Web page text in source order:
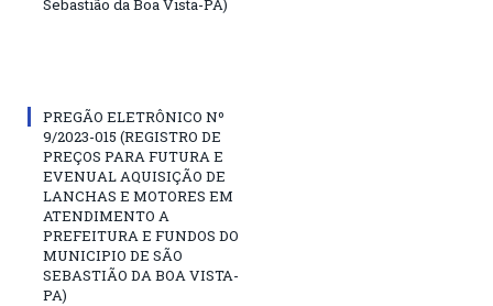
Sebastião da Boa Vista-PA)
PREGÃO ELETRÔNICO Nº
9/2023-015 (REGISTRO DE
PREÇOS PARA FUTURA E
EVENUAL AQUISIÇÃO DE
LANCHAS E MOTORES EM
ATENDIMENTO A
PREFEITURA E FUNDOS DO
MUNICIPIO DE SÃO
SEBASTIÃO DA BOA VISTA-
PA)